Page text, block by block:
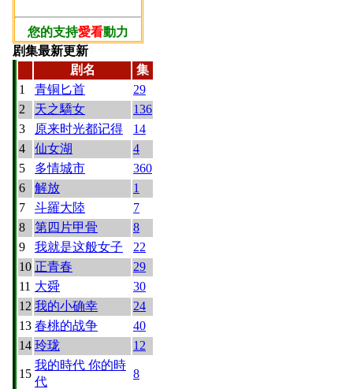
您的支持愛看動力
剧集最新更新
剧名
集
1
青铜匕首
29
2
天之驕女
136
3
原来时光都记得
14
4
仙女湖
4
5
多情城市
360
6
解放
1
7
斗羅大陸
7
8
第四片甲骨
8
9
我就是这般女子
22
10 正青春
29
11 大舜
30
12 我的小确幸
24
13 春桃的战争
40
14 玲珑 12
15
我的時代 你的時
代
8